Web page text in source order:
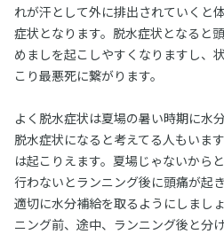
れが汗として外に排出されていくと
症状となります。脱水症状となると
めましを起こしやすくなりますし、
こり最悪死に繋がります。
よく脱水症状は夏場の暑い時期に水
脱水症状になると考えてる人もいま
は起こりえます。夏場じゃないから
行わないとランニング後に頭痛が起
適切に水分補給を取るようにしまし
ニング前、途中、ランニング後と分